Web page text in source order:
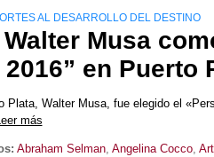
AL DESARROLLO DEL DESTINO
Musa
en Puerto
Plata, Walter Musa, fue elegido el
más
Abraham Selman, Angelina Cocco,